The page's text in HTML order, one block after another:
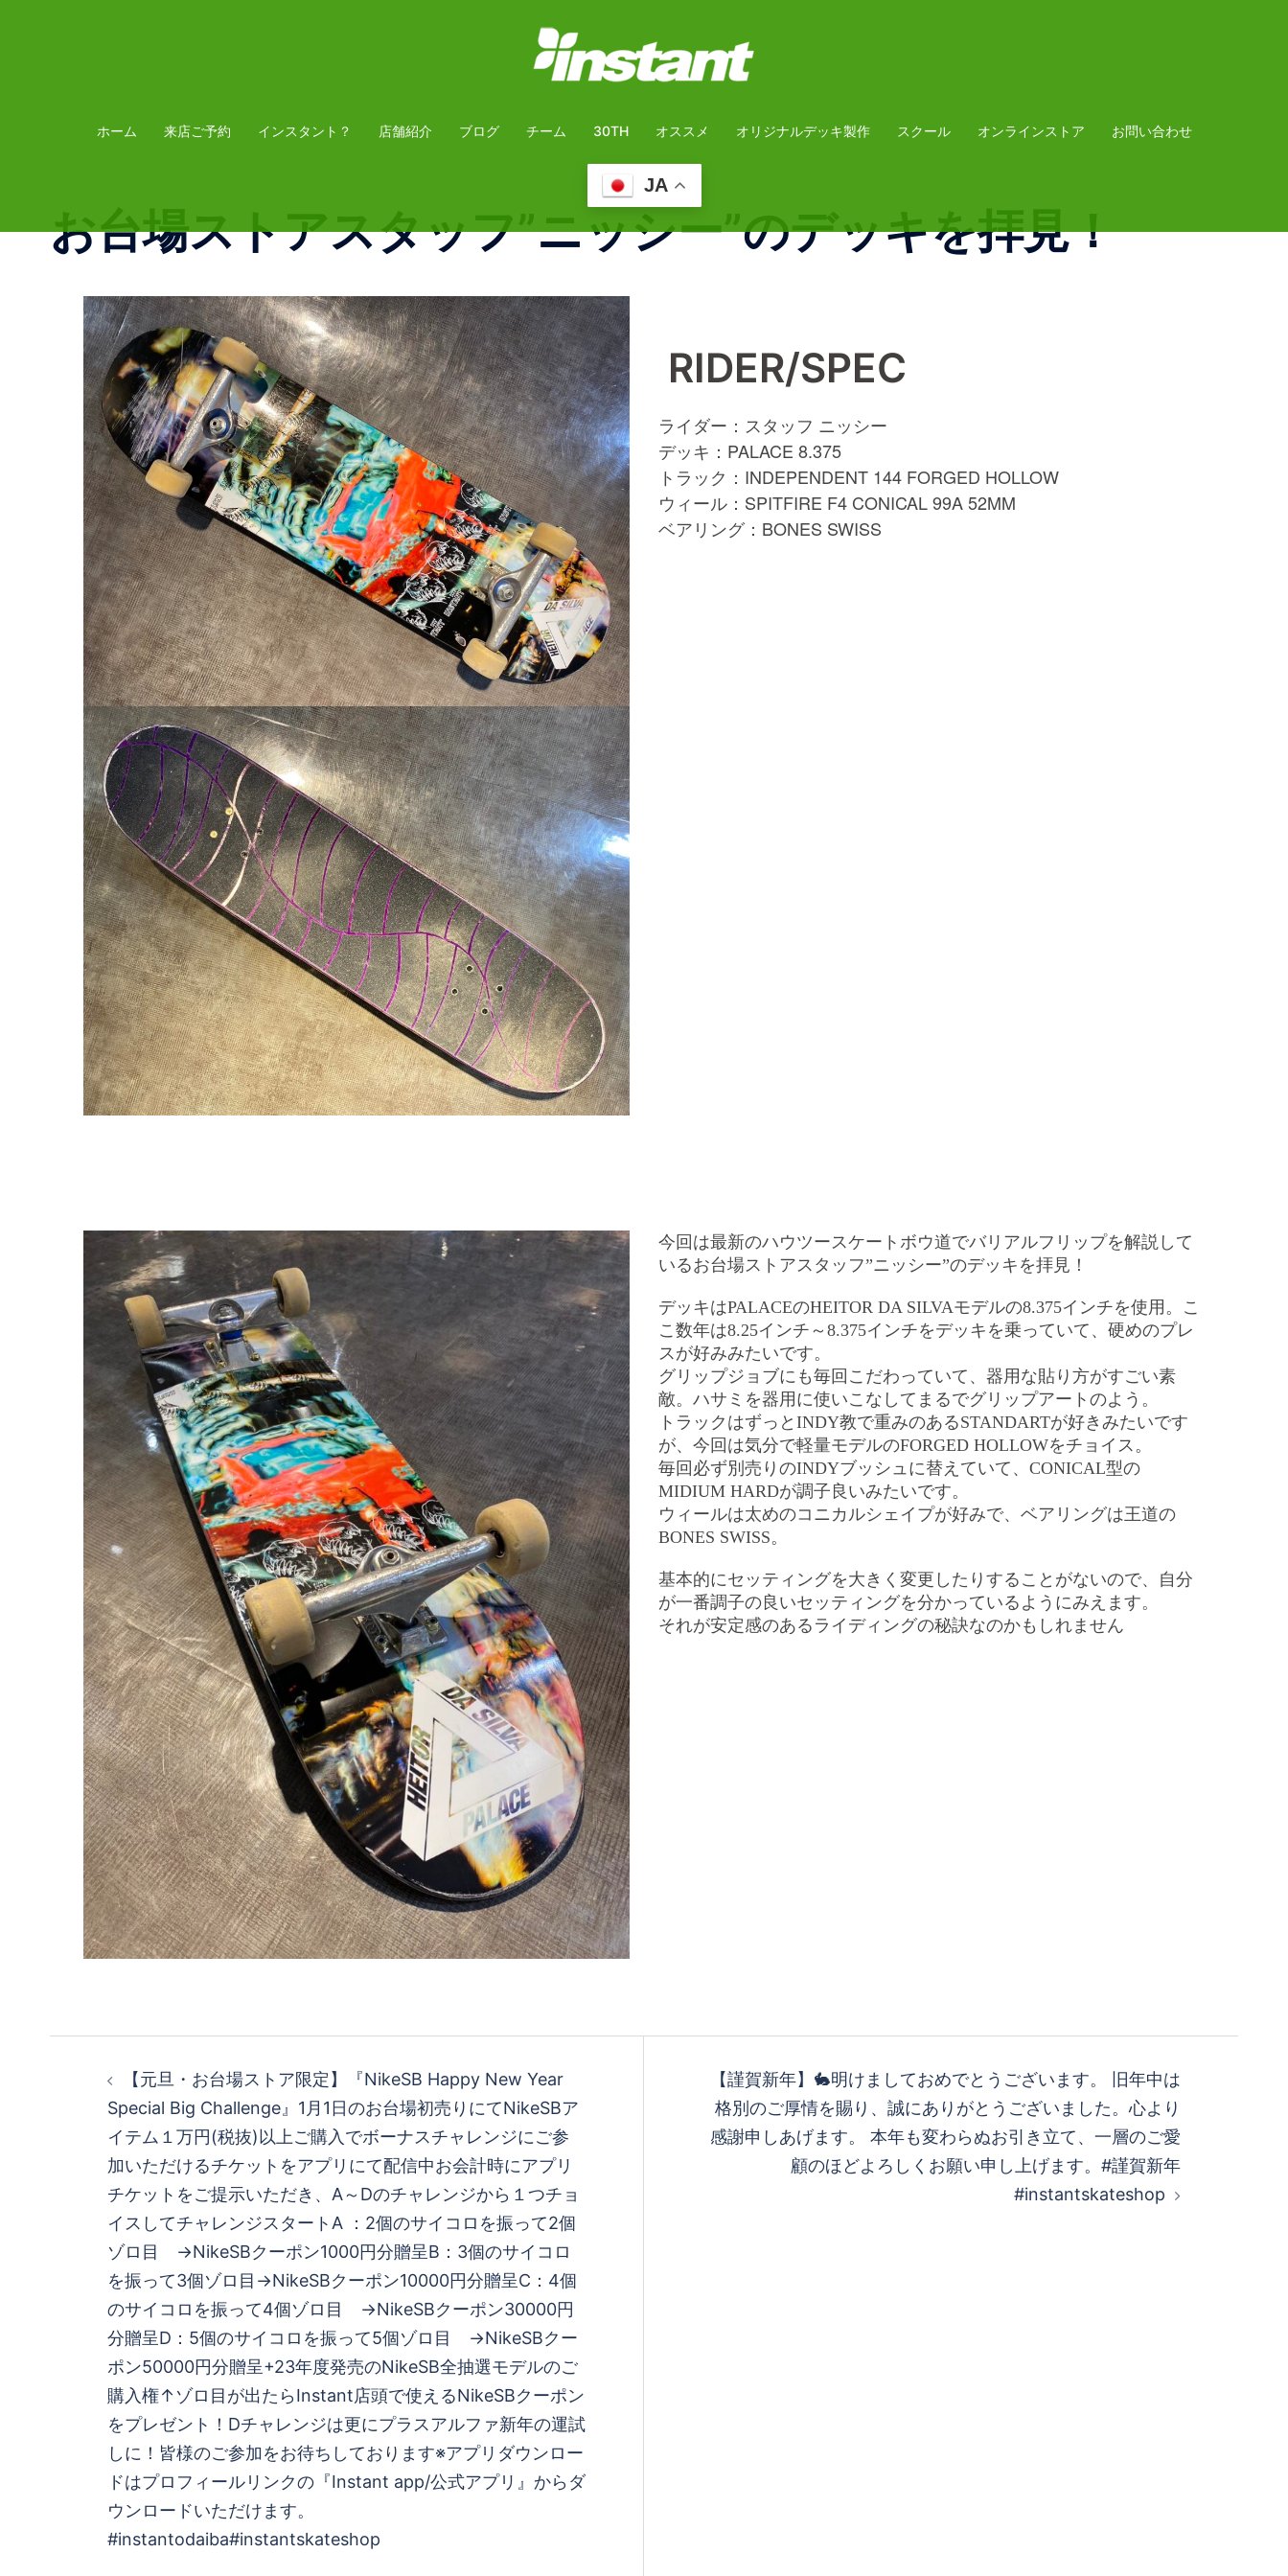
ホーム 来店ご予約 インスタント？ 店舗紹介 ブログ チーム 30TH オススメ オリジナルデッキ製作 スクール オンラインストア お問い合わせ
JA
お台場ストアスタッフ”ニッシー”のデッキを拝見！
RIDER/SPEC
ライダー：スタッフ ニッシー
デッキ：PALACE 8.375
トラック：INDEPENDENT 144 FORGED HOLLOW
ウィール：SPITFIRE F4 CONICAL 99A 52MM
ベアリング：BONES SWISS
今回は最新のハウツースケートボウ道でバリアルフリップを解説して
いるお台場ストアスタッフ”ニッシー”のデッキを拝見！
デッキはPALACEのHEITOR DA SILVAモデルの8.375インチを使用。こ
こ数年は8.25インチ～8.375インチをデッキを乗っていて、硬めのプレ
スが好みみたいです。
グリップジョブにも毎回こだわっていて、器用な貼り方がすごい素
敵。ハサミを器用に使いこなしてまるでグリップアートのよう。
トラックはずっとINDY教で重みのあるSTANDARTが好きみたいです
が、今回は気分で軽量モデルのFORGED HOLLOWをチョイス。
毎回必ず別売りのINDYブッシュに替えていて、CONICAL型の
MIDIUM HARDが調子良いみたいです。
ウィールは太めのコニカルシェイプが好みで、ベアリングは王道の
BONES SWISS。
基本的にセッティングを大きく変更したりすることがないので、自分
が一番調子の良いセッティングを分かっているようにみえます。
それが安定感のあるライディングの秘訣なのかもしれません
【元旦・お台場ストア限定】『NikeSB Happy New Year
Special Big Challenge』1月1日のお台場初売りにてNikeSBア
イテム１万円(税抜)以上ご購入でボーナスチャレンジにご参
加いただけるチケットをアプリにて配信中お会計時にアプリ
チケットをご提示いただき、A～Dのチャレンジから１つチョ
イスしてチャレンジスタートA ：2個のサイコロを振って2個
ゾロ目 →NikeSBクーポン1000円分贈呈B：3個のサイコロ
を振って3個ゾロ目→NikeSBクーポン10000円分贈呈C：4個
のサイコロを振って4個ゾロ目 →NikeSBクーポン30000円
分贈呈D：5個のサイコロを振って5個ゾロ目 →NikeSBクー
ポン50000円分贈呈+23年度発売のNikeSB全抽選モデルのご
購入権↑ゾロ目が出たらInstant店頭で使えるNikeSBクーポン
をプレゼント！Dチャレンジは更にプラスアルファ新年の運試
しに！皆様のご参加をお待ちしております※アプリダウンロー
ドはプロフィールリンクの『Instant app/公式アプリ』からダ
ウンロードいただけます。
#instantodaiba#instantskateshop
【謹賀新年】🐇明けましておめでとうございます。 旧年中は
格別のご厚情を賜り、誠にありがとうございました。心より
感謝申しあげます。 本年も変わらぬお引き立て、一層のご愛
顧のほどよろしくお願い申し上げます。#謹賀新年
#instantskateshop